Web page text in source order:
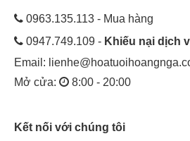
0963.135.113 - Mua hàng
0947.749.109 - Khiếu nại dịch
Email:
Mở cửa:
8:00 - 20:00
Kết nối với chúng tôi